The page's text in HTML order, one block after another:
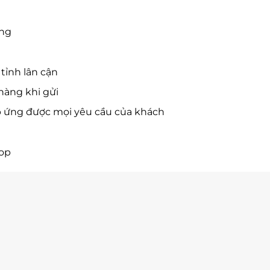
lân cận
khi gửi
được mọi yêu cầu của khách